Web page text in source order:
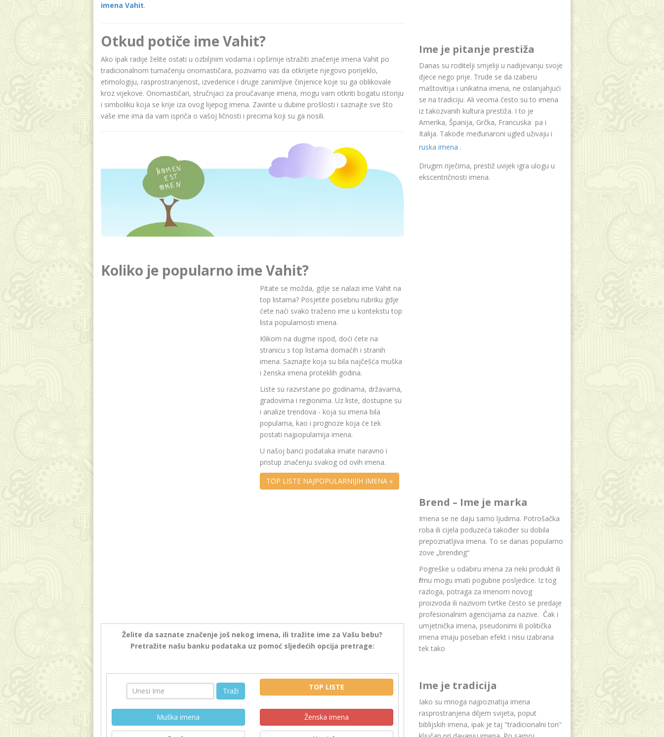
imena Vahit.
Otkud potiče ime Vahit?
Ako ipak radije želite ostati u ozbiljnim vodama i opširnije istražiti značenje imena Vahit po
tradicionalnom tumačenju onomastičara, pozivamo vas da otkrijete njegovo porijeklo,
etimologiju, rasprostranjenost, izvedenice i druge zanimljive činjenice koje su ga oblikovale
kroz vijekove. Onomastičari, stručnjaci za proučavanje imena, mogu vam otkriti bogatu istoriju
i simboliku koja se krije iza ovog lijepog imena. Zavirite u dubine prošlosti i saznajte sve što
vaše ime ima da vam ispriča o vašoj ličnosti i precima koji su ga nosili.
Koliko je popularno ime Vahit?
Pitate se možda, gdje se nalazi ime Vahit na
top listama? Posjetite posebnu rubriku gdje
ćete naći svako traženo ime u kontekstu top
lista popularnosti imena.
Klikom na dugme ispod, doći ćete na
stranicu s top listama domaćih i stranih
imena. Saznajte koja su bila najčešća muška
i ženska imena proteklih godina.
Liste su razvrstane po godinama, državama,
gradovima i regionima. Uz liste, dostupne su
i analize trendova - koja su imena bila
popularna, kao i prognoze koja će tek
postati najpopularnija imena.
U našoj banci podataka imate naravno i
pristup značenju svakog od ovih imena.
TOP LISTE NAJPOPULARNIJIH IMENA »
Želite da saznate značenje još nekog imena, ili tražite ime za Vašu bebu?
Pretražite našu banku podataka uz pomoć sljedećih opcija pretrage:
Traži TOP LISTE
Muška imena Ženska imena
Ime je pitanje prestiža
Danas su roditelji smjeliji u nadijevanju svoje
djece nego prije. Trude se da izaberu
maštovitija i unikatna imena, ne oslanjahjući
se na tradiciju. Ali veoma često su to imena
iz takozvanih kultura prestiža. I to je
Amerika, Španija, Grčka, Francuska pa i
Italija. Takođe međunaroni ugled uživaju i
ruska imena .
Drugim riječima, prestiž uvijek igra ulogu u
ekscentričnosti imena.
Brend – Ime je marka
Imena se ne daju samo ljudima. Potrošačka
roba ili cijela poduzeća također su dobila
prepoznatljiva imena. To se danas popularno
zove „brending“
Pogreške u odabiru imena za neki produkt ili
firmu mogu imati pogubne posljedice. Iz tog
razloga, potraga za imenom novog
proizvoda ili nazivom tvrtke često se predaje
profesionalnim agencijama za nazive. Čak i
umjetnička imena, pseudonimi ili politička
imena imaju poseban efekt i nisu izabrana
tek tako
Ime je tradicija
Iako su mnoga najpoznatija imena
rasprostranjena diljem svijeta, poput
biblijskih imena, ipak je taj "tradicionalni ton"